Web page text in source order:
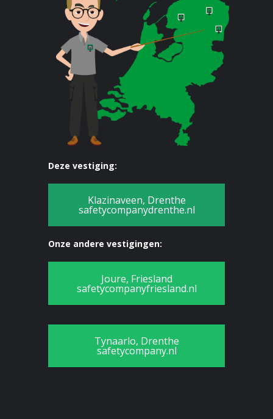
Deze vestiging:
Klazinaveen, Drenthe
safetycompanydrenthe.nl
Onze andere vestigingen:
Joure, Friesland
safetycompanyfriesland.nl
Tynaarlo, Drenthe
safetycompany.nl